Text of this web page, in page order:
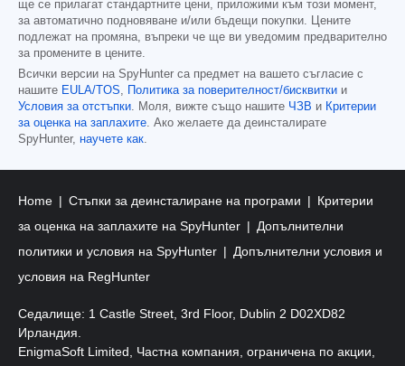
ще се прилагат стандартните цени, приложими към този момент,
за автоматично подновяване и/или бъдещи покупки. Цените
подлежат на промяна, въпреки че ще ви уведомим предварително
за промените в цените.
Всички версии на SpyHunter са предмет на вашето съгласие с
нашите EULA/TOS, Политика за поверителност/бисквитки и
Условия за отстъпки. Моля, вижте също нашите ЧЗВ и Критерии
за оценка на заплахите. Ако желаете да деинсталирате
SpyHunter, научете как.
Home Стъпки за деинсталиране на програми
Критерии
за оценка на заплахите на SpyHunter
Допълнителни
политики и условия на SpyHunter
Допълнителни условия и
условия на RegHunter
Седалище: 1 Castle Street, 3rd Floor, Dublin 2 D02XD82
Ирландия.
EnigmaSoft Limited, Частна компания, ограничена по акции,